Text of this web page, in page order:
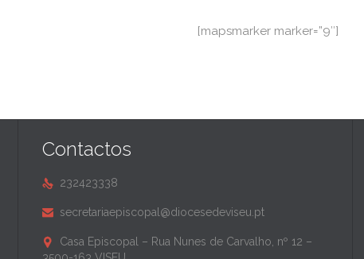
[mapsmarker marker=”9″]
Contactos
 232423338
 secretariaepiscopal@diocesedeviseu.pt

Casa Episcopal – Rua Nunes de Carvalho, nº 12 –